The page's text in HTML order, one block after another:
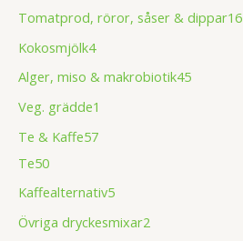
Tomatprod, röror, såser & dippar16
Kokosmjölk4
Alger, miso & makrobiotik45
Veg. grädde1
Te & Kaffe57
Te50
Kaffealternativ5
Övriga dryckesmixar2